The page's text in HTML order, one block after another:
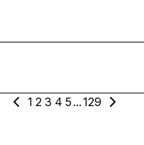
1 2 3 4 5 ...129